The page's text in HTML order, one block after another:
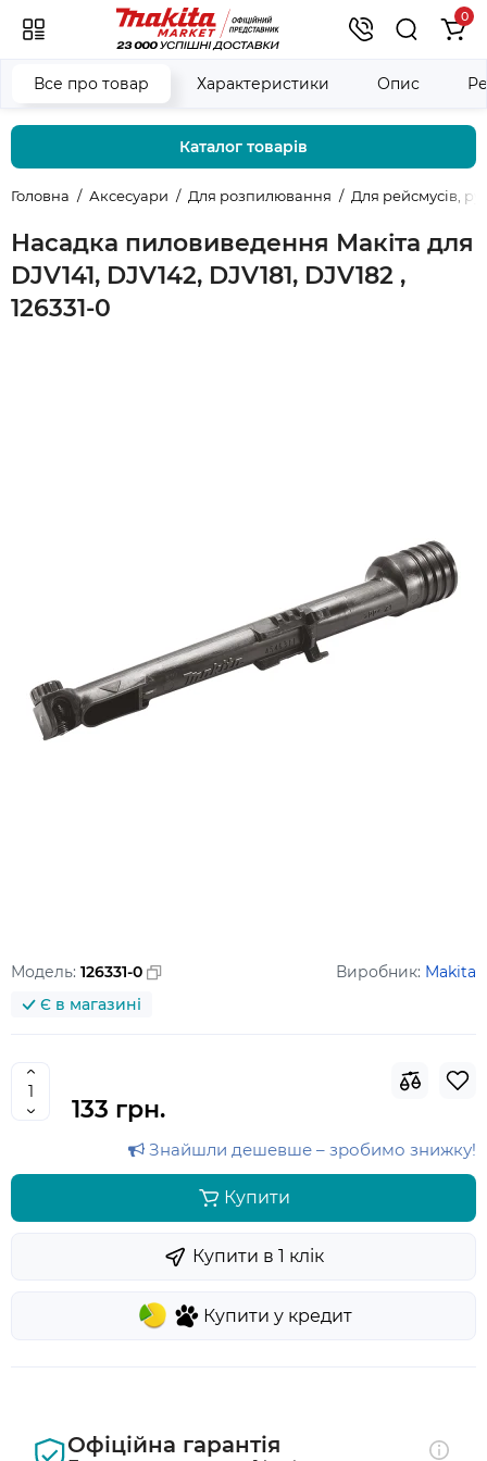
0
Каталог товарів
Головна Аксесуари Для розпилювання Для рейсмусів,
Насадка пиловиведення Макіта для
DJV141, DJV142, DJV181, DJV182 ,
126331-0
Все про товар Характеристики Опис
Модель: 126331-0 Виробник: Makita
Є в магазині
133 грн.
Знайшли дешевше – зробимо знижку!
Купити
Купити у кредит
Купити в 1 клiк
Офіційна гарантія